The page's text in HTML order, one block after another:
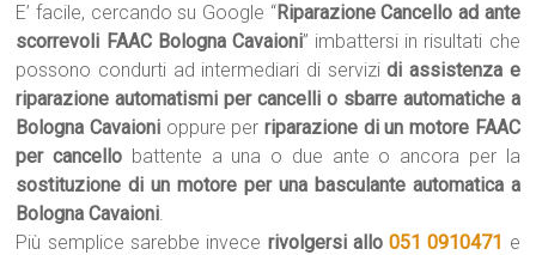
E’ facile, cercando su Google “Riparazione Cancello ad ante
scorrevoli FAAC Bologna Cavaioni” imbattersi in risultati che
possono condurti ad intermediari di servizidi assistenza e
riparazione automatismi per cancelli o sbarre automatiche a
Bologna Cavaioni oppure per riparazione di un motore FAAC
per cancello battente a una o due ante o ancora per la
sostituzione di un motore per una basculante automatica a
Bologna Cavaioni.
Più semplice sarebbe invece rivolgersi allo051 0910471 e